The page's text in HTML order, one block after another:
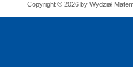
Copyright © 2026 by Wydział